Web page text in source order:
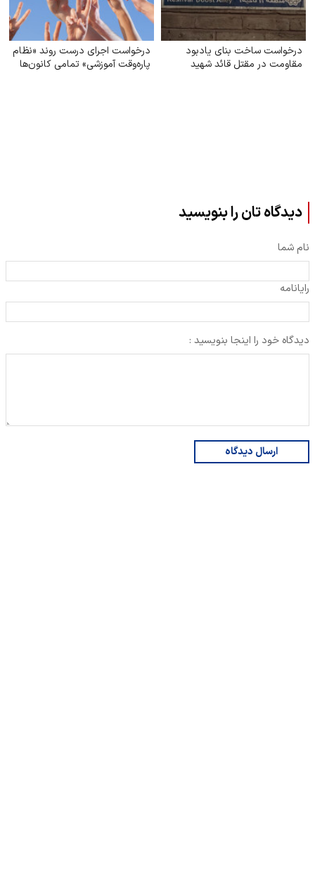
درخواست ساخت بنای یادبود
مقاومت در مقتل قائد شهید
درخواست اجرای درست روند «نظام
پاره‌وقت آموزشی» تمامی کانون‌ها
دیدگاه تان را بنویسید
نام شما
رایانامه
دیدگاه خود را اینجا بنویسید :
ارسال دیدگاه